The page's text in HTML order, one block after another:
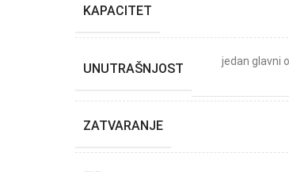
KAPACITET
UNUTRAŠNJOST
jedan glavni
ZATVARANJE